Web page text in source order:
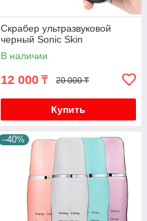
Скрабер ультразвуковой
черный Sonic Skin
В наличии
12 000 ₸ 20 000 ₸
Купить
–40%